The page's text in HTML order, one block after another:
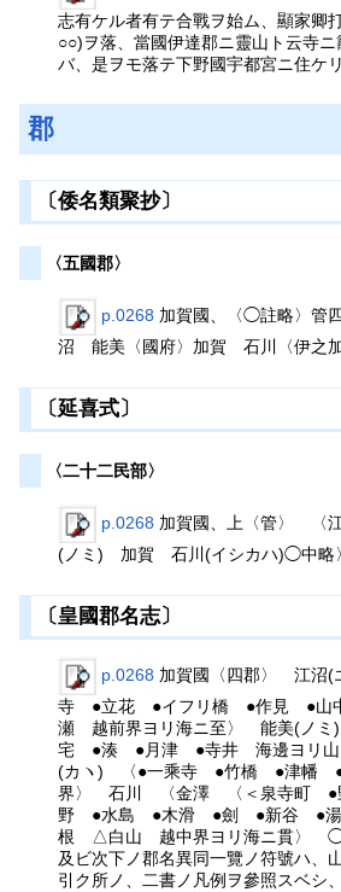
志有ケル者有テ合戰ヲ始ム、顯家卿
○○)ヲ落、當國伊達郡ニ靈山ト云寺
バ、是ヲモ落テ下野國宇都宮ニ住ケリ
郡
〔倭名類聚抄〕
〈五國郡〉
p.0268 加賀國、〈◯註略〉管
沼 能美〈國府〉加賀 石川〈伊之加
〔延喜式〕
〈二十二民部〉
p.0268 加賀國、上〈管〉 〈
(ノミ) 加賀 石川(イシカハ)◯中
〔皇國郡名志〕
p.0268 加賀國〈四郡〉 江沼
寺 ●立花 ●イフリ橋 ●作見 ●山
瀬 越前界ヨリ海ニ至〉 能美(ノ
宅 ●湊 ●月津 ●寺井 海邊ヨリ山
(カヽ) 〈●一乘寺 ●竹橋 ●津幡
界〉 石川 〈金澤 〈＜泉寺町 ●
野 ●水島 ●木滑 ●劍 ●新谷 ●
根 △白山 越中界ヨリ海ニ貫〉 ◯
及ビ次下ノ郡名異同一覽ノ符號ハ、
引ク所ノ、二書ノ凡例ヲ參照スベシ、